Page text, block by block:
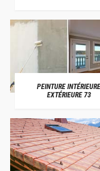
PEINTURE
EXTÉRIEURE 73